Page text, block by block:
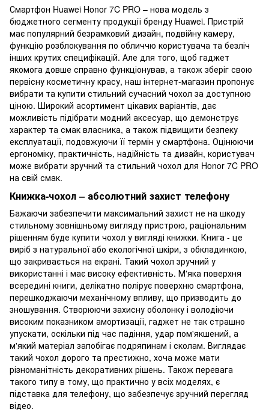
Смартфон Huawei Honor 7C PRO – нова модель з
бюджетного сегменту продукції бренду Huawei. Пристрій
має популярний безрамковий дизайн, подвійну камеру,
функцію розблокування по обличчю користувача та безліч
інших крутих специфікацій. Але для того, щоб гаджет
якомога довше справно функціонував, а також зберіг свою
первісну косметичну красу, наш інтернет-магазин пропонує
вибрати та купити стильний сучасний чохол за доступною
ціною. Широкий асортимент цікавих варіантів, дає
можливість підібрати модний аксесуар, що демонструє
характер та смак власника, а також підвищити безпеку
експлуатації, подовжуючи її термін у смартфона. Оцінюючи
ергономіку, практичність, надійність та дизайн, користувач
може вибрати зручний та стильний чохол для Honor 7C PRO
на свій смак.
Книжка-чохол – абсолютний захист телефону
Бажаючи забезпечити максимальний захист не на шкоду
стильному зовнішньому вигляду пристрою, раціональним
рішенням буде купити чохол у вигляді книжки. Книга - це
виріб з натуральної або екологічної шкіри, з обкладинкою,
що закривається на екрані. Такий чохол зручний у
використанні і має високу ефективність. М'яка поверхня
всередині книги, делікатно полірує поверхню смартфона,
перешкоджаючи механічному впливу, що призводить до
зношування. Створюючи захисну оболонку і володіючи
високим показником амортизації, гаджет не так страшно
упускати, оскільки під час падіння, удар пом'якшений, а
м'який матеріал запобігає подряпинам і сколам. Виглядає
такий чохол дорого та престижно, хоча може мати
різноманітність декоративних рішень. Також перевага
такого типу в тому, що практично у всіх моделях, є
підставка для телефону, що забезпечує зручний перегляд
відео.